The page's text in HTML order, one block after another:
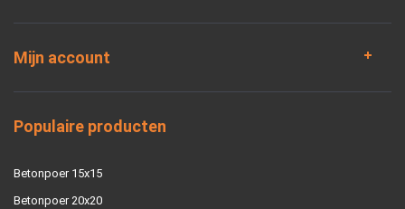
Mijn account
Populaire producten
Betonpoer 15x15
Betonpoer 20x20